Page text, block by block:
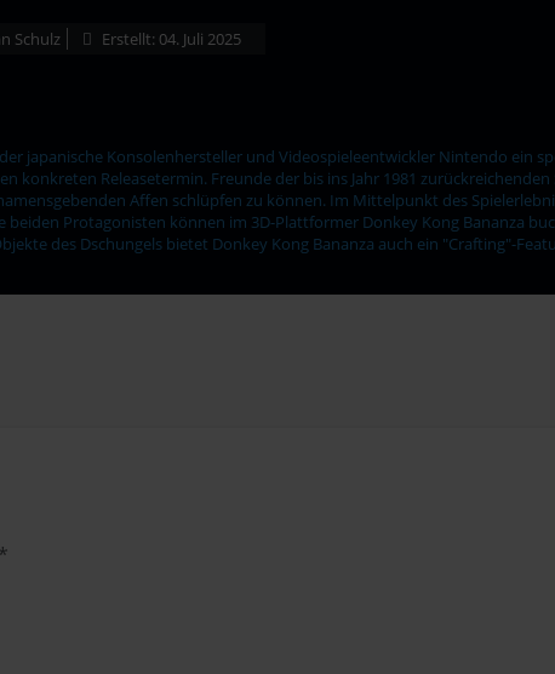
Schulz Erstellt: 04. Juli 2025
japanische Konsolenhersteller und Videospieleentwickler Nintendo ein
konkreten Releasetermin. Freunde der bis ins Jahr 1981
Affen schlüpfen zu können. Im Mittelpunkt des
beiden Protagonisten können im 3D-Plattformer Donkey Kong Bananza
des Dschungels bietet Donkey Kong Bananza auch ein "Crafting"-